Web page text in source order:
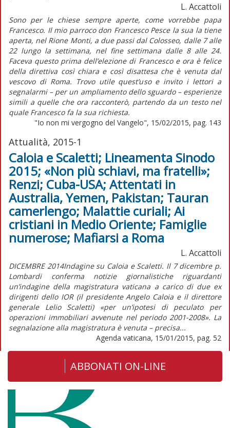
L. Accattoli
Sono per le chiese sempre aperte, come vorrebbe papa
Francesco. Il mio parroco don Francesco Pesce la sua la tiene
aperta, nel Rione Monti, a due passi dal Colosseo, dalle 7 alle
22 lungo la settimana, nel fine settimana dalle 8 alle 24.
Faceva questo prima dell’elezione di Francesco e ora è felice
della direttiva così chiara e così disattesa che è venuta dal
vescovo di Roma. Trovo utile quest’uso e invito i lettori a
segnalarmi – per un ampliamento dello sguardo – esperienze
simili a quelle che ora racconterò, partendo da un testo nel
quale Francesco fa la sua richiesta.
"Io non mi vergogno del Vangelo", 15/02/2015, pag. 143
Attualità, 2015-1
Caloia e Scaletti; Lineamenta Sinodo
2015; «Non più schiavi, ma fratelli»;
Renzi; Cuba-USA; Attentati in
Australia, Yemen, Pakistan; Tauran
camerlengo; Malattie curiali; Ai
cristiani in Medio Oriente; Famiglie
numerose; Mafiarsi a Roma
L. Accattoli
DICEMBRE 2014Indagine su Caloia e Scaletti. Il 7 dicembre p.
Lombardi conferma notizie giornalistiche riguardanti
un’indagine della magistratura vaticana a carico di due ex
dirigenti dello IOR (il presidente Angelo Caloia e il direttore
generale Lelio Scaletti) «per un’ipotesi di peculato per
operazioni immobiliari avvenute nel periodo 2001-2008». La
segnalazione alla magistratura è venuta – precisa...
Agenda vaticana, 15/01/2015, pag. 52
ABBONATI ON-LINE